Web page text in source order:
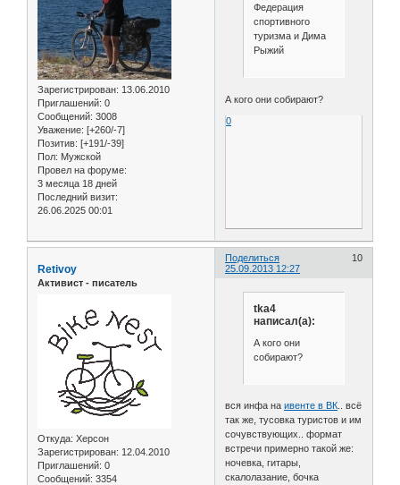
Зарегистрирован: 13.06.2010
Приглашений: 0
Сообщений: 3008
Уважение: [+260/-7]
Позитив: [+191/-39]
Пол: Мужской
Провел на форуме:
3 месяца 18 дней
Последний визит:
26.06.2025 00:01
Федерация
спортивного
туризма и Дима
Рыжий
А кого они собирают?
0
Поделиться
10
25.09.2013 12:27
Retivoy
Активист - писатель
Откуда: Херсон
Зарегистрирован: 12.04.2010
Приглашений: 0
Сообщений: 3354
tka4
написал(а):
А кого они
собирают?
вся инфа наивенте в ВК .. всё
так же, тусовка туристов и им
сочувствующих.. формат
встречи примерно такой же:
ночевка, гитары,
скалолазание, бочка